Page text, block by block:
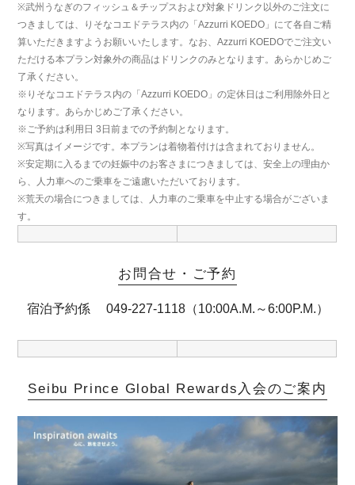
※武州うなぎのフィッシュ＆チップスおよび対象ドリンク以外のご注文に
つきましては、りそなコエドテラス内の「Azzurri KOEDO」にて各自ご精
算いただきますようお願いいたします。なお、Azzurri KOEDOでご注文い
ただける本プラン対象外の商品はドリンクのみとなります。あらかじめご
了承ください。
※りそなコエドテラス内の「Azzurri KOEDO」の定休日はご利用除外日と
なります。あらかじめご了承ください。
※ご予約は利用日 3日前までの予約制となります。
※写真はイメージです。本プランは着物着付けは含まれておりません。
※安定期に入るまでの妊娠中のお客さまにつきましては、安全上の理由か
ら、人力車へのご乗車をご遠慮いただいております。
※荒天の場合につきましては、人力車のご乗車を中止する場合がございま
す。
お問合せ・ご予約
宿泊予約係 049-227-1118（10:00A.M.～6:00P.M.）
Seibu Prince Global Rewards入会のご案内